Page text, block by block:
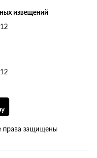
извещений
права защищены